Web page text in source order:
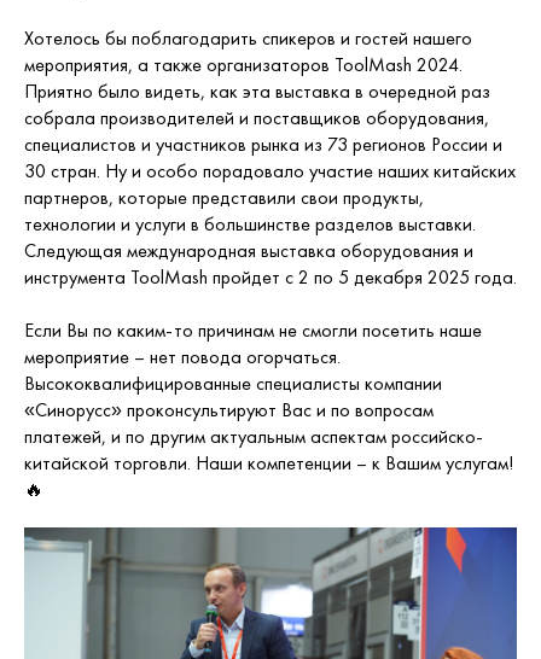
Хотелось бы поблагодарить спикеров и гостей нашего
мероприятия, а также организаторов ToolMash 2024.
Приятно было видеть, как эта выставка в очередной раз
собрала производителей и поставщиков оборудования,
специалистов и участников рынка из 73 регионов России и
30 стран. Ну и особо порадовало участие наших китайских
партнеров, которые представили свои продукты,
технологии и услуги в большинстве разделов выставки.
Следующая международная выставка оборудования и
инструмента ToolMash пройдет с 2 по 5 декабря 2025 года.
Если Вы по каким-то причинам не смогли посетить наше
мероприятие – нет повода огорчаться.
Высококвалифицированные специалисты компании
«Синорусс» проконсультируют Вас и по вопросам
платежей, и по другим актуальным аспектам российско-
китайской торговли. Наши компетенции – к Вашим услугам!
🔥